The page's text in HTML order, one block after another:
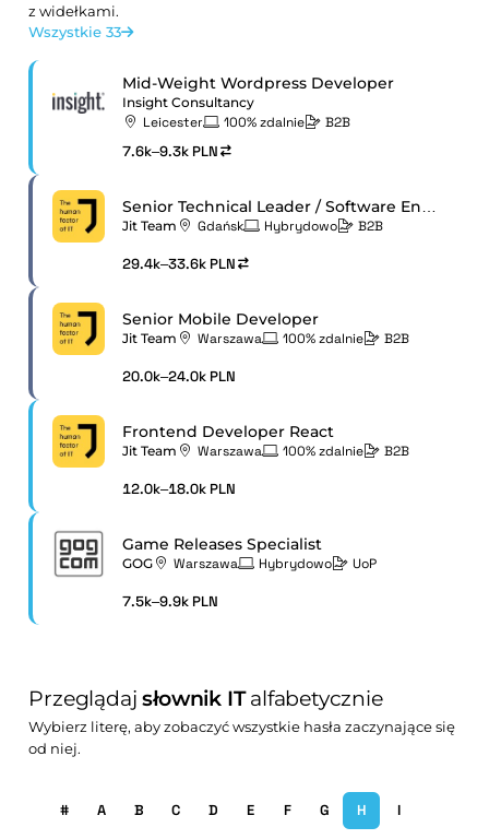
z widełkami.
Wszystkie 33
Mid-Weight Wordpress Developer
Insight Consultancy
Leicester 100% zdalnie B2B
7.6k–9.3k PLN
Senior Technical Leader / Software Engineer
Jit Team Gdańsk Hybrydowo B2B
29.4k–33.6k PLN
Senior Mobile Developer
Jit Team Warszawa 100% zdalnie B2B
20.0k–24.0k PLN
Frontend Developer React
Jit Team Warszawa 100% zdalnie B2B
12.0k–18.0k PLN
Game Releases Specialist
GOG Warszawa Hybrydowo UoP
7.5k–9.9k PLN
Przeglądajsłownik ITalfabetycznie
Wybierz literę, aby zobaczyć wszystkie hasła zaczynające się
od niej.
# A B C D E F G H
I